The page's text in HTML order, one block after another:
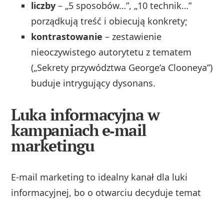
liczby – „5 sposobów…”, „10 technik…”
porządkują treść i obiecują konkrety;
kontrastowanie – zestawienie
nieoczywistego autorytetu z tematem
(„Sekrety przywództwa George’a Clooneya”)
buduje intrygujący dysonans.
Luka informacyjna w
kampaniach e‑mail
marketingu
E‑mail marketing to idealny kanał dla luki
informacyjnej, bo o otwarciu decyduje temat